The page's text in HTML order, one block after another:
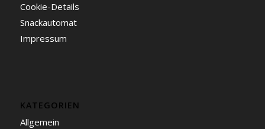
Cookie-Details
Snackautomat
Impressum
KATEGORIEN
Allgemein